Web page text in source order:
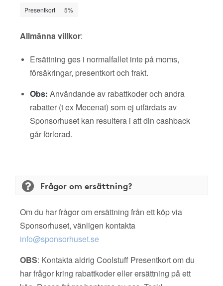
Presentkort 5%
Allmänna villkor:
Ersättning ges i normalfallet inte på moms,
försäkringar, presentkort och frakt.
Obs: Användande av rabattkoder och andra
rabatter (t ex Mecenat) som ej utfärdats av
Sponsorhuset kan resultera i att din cashback
går förlorad.
Frågor om ersättning?
Om du har frågor om ersättning från ett köp via
Sponsorhuset, vänligen kontakta
info@sponsorhuset.se
OBS: Kontakta aldrig Coolstuff Presentkort om du
har frågor kring rabattkoder eller ersättning på ett